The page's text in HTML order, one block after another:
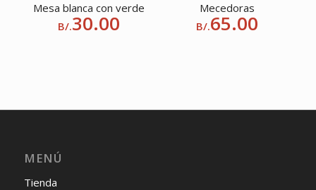
Mesa blanca con verde
B/.30.00
Mecedoras
B/.65.00
MENÚ
Tienda